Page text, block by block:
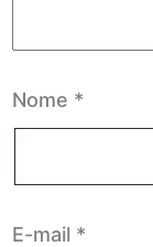
Nome *
E-mail *